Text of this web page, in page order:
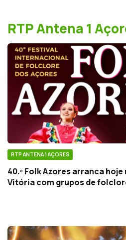
RTP Antena 1
RTP ANTENA 1 AÇORES
40.º Folk Azores arranca hoje
Vitória com grupos de